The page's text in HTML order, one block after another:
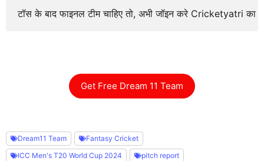
टॉस के बाद फाइनल टीम चाहिए तो, अभी जॉइन करे Cricketyatri
Get Free Dream 11 Team
Dream11 Team
Fantasy Cricket
ICC Men's T20 World Cup 2024
pitch report